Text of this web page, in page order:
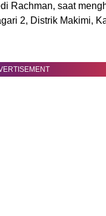
Rachman, saat
2, Distrik Makimi,